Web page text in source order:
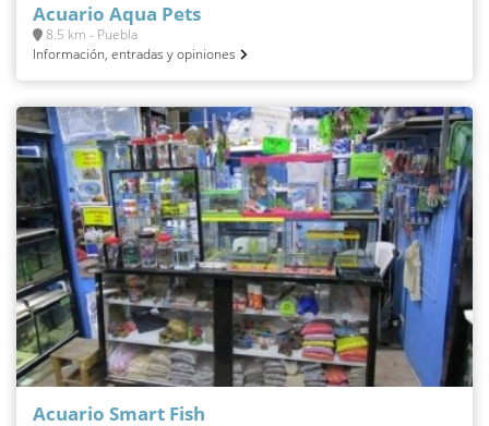
Acuario Aqua Pets
8.5 km - Puebla
Información, entradas y opiniones
Acuario Smart Fish